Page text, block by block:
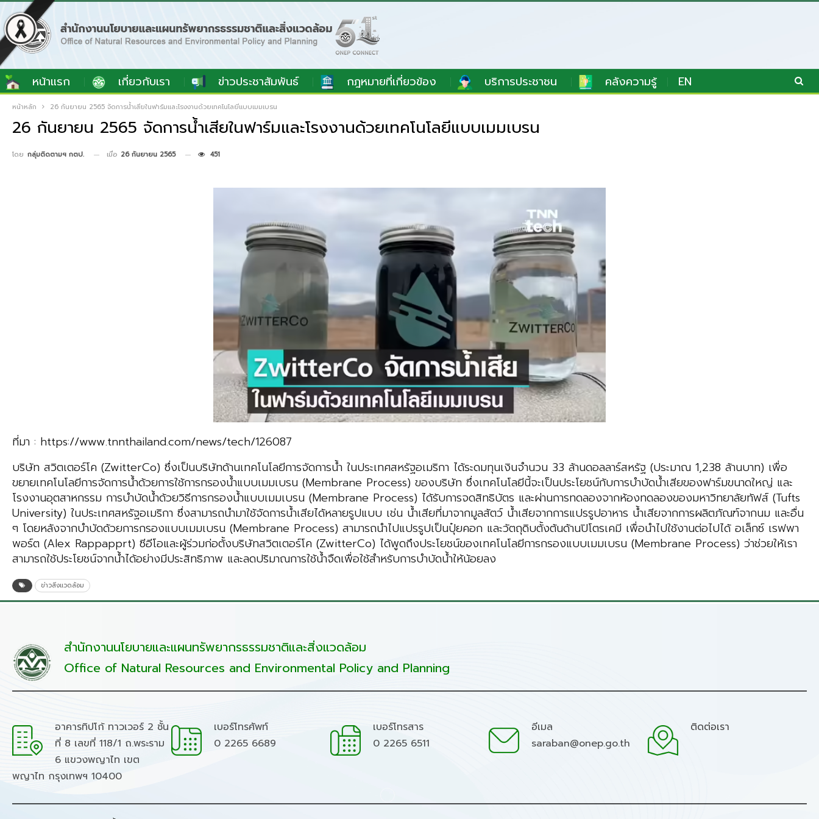
หน้าแรก เกี่ยวกับเรา ข่าวประชาสัมพันธ์ กฎหมายที่เกี่ยวข้อง บริการประชาชน คลังความรู้ EN
หน้าหลัก 26 กันยายน 2565 จัดการน้ำเสียในฟาร์มและโรงงานด้วยเทคโนโลยีแบบเมมเบรน
26 กันยายน 2565 จัดการน้ำเสียในฟาร์มและโรงงานด้วยเทคโนโลยีแบบเมมเบรน
โดย กลุ่มติดตามฯ กตป. เมื่อ 26 กันยายน 2565 451
ที่มา : https://www.tnnthailand.com/news/tech/126087
บริษัท สวิตเตอร์โค (ZwitterCo) ซึ่งเป็นบริษัทด้านเทคโนโลยีการจัดการน้ำ ในประเทศสหรัฐอเมริกา ได้ระดมทุนเงินจำนวน 33 ล้านดอลลาร์สหรัฐ (ประมาณ 1,238 ล้านบาท) เพื่อ
ขยายเทคโนโลยีการจัดการน้ำด้วยการใช้การกรองน้ำแบบเมมเบรน (Membrane Process) ของบริษัท ซึ่งเทคโนโลยีนี้จะเป็นประโยชน์กับการบำบัดน้ำเสียของฟาร์มขนาดใหญ่ และ
โรงงานอุตสาหกรรม การบำบัดน้ำด้วยวิธีการกรองน้ำแบบเมมเบรน (Membrane Process) ได้รับการจดสิทธิบัตร และผ่านการทดลองจากห้องทดลองของมหาวิทยาลัยทัฟส์ (Tufts
University) ในประเทศสหรัฐอเมริกา ซึ่งสามารถนำมาใช้จัดการน้ำเสียได้หลายรูปแบบ เช่น น้ำเสียที่มาจากมูลสัตว์ น้ำเสียจากการแปรรูปอาหาร น้ำเสียจากการผลิตภัณฑ์จากนม และอื่น
ๆ โดยหลังจากบำบัดด้วยการกรองแบบเมมเบรน (Membrane Process) สามารถนำไปแปรรูปเป็นปุ๋ยคอก และวัตถุดิบตั้งต้นด้านปิโตรเคมี เพื่อนำไปใช้งานต่อไปได้ อเล็กซ์ เรฟพา
พอร์ต (Alex Rappapprt) ซีอีโอและผู้ร่วมก่อตั้งบริษัทสวิตเตอร์โค (ZwitterCo) ได้พูดถึงประโยชน์ของเทคโนโลยีการกรองแบบเมมเบรน (Membrane Process) ว่าช่วยให้เรา
สามารถใช้ประโยชน์จากน้ำได้อย่างมีประสิทธิภาพ และลดปริมาณการใช้น้ำจืดเพื่อใช้สำหรับการบำบัดน้ำให้น้อยลง
ข่าวสิ่งแวดล้อม
สำนักงานนโยบายและแผนทรัพยากรธรรมชาติและสิ่งแวดล้อม
Office of Natural Resources and Environmental Policy and Planning
อาคารทิปโก้ ทาวเวอร์ 2 ชั้น
ที่ 8 เลขที่ 118/1 ถ.พระราม
6 แขวงพญาไท เขต
พญาไท กรุงเทพฯ 10400
เบอร์โทรศัพท์
0 2265 6689
เบอร์โทรสาร
0 2265 6511
อีเมล
saraban@onep.go.th
ติดต่อเรา